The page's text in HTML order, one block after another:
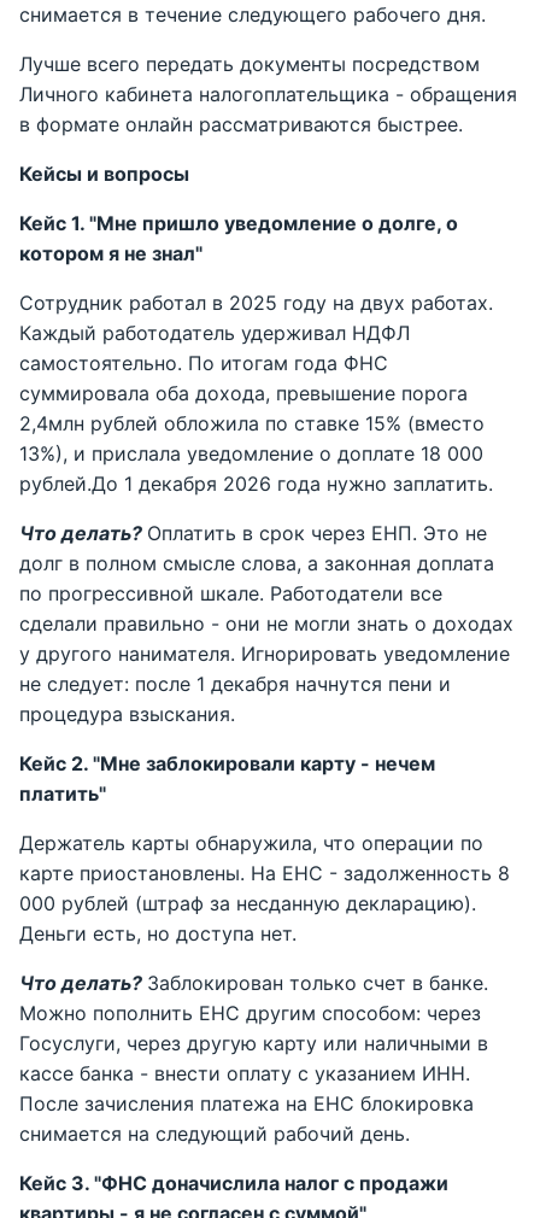
снимается в течение следующего рабочего дня.
Лучше всего передать документы посредством
Личного кабинета налогоплательщика - обращения
в формате онлайн рассматриваются быстрее.
Кейсы и вопросы
Кейс 1. "Мне пришло уведомление о долге, о
котором я не знал"
Сотрудник работал в 2025 году на двух работах.
Каждый работодатель удерживал НДФЛ
самостоятельно. По итогам года ФНС
суммировала оба дохода, превышение порога
2,4млн рублей обложила по ставке 15% (вместо
13%), и прислала уведомление о доплате 18 000
рублей.До 1 декабря 2026 года нужно заплатить.
Что делать? Оплатить в срок через ЕНП. Это не
долг в полном смысле слова, а законная доплата
по прогрессивной шкале. Работодатели все
сделали правильно - они не могли знать о доходах
у другого нанимателя. Игнорировать уведомление
не следует: после 1 декабря начнутся пени и
процедура взыскания.
Кейс 2. "Мне заблокировали карту - нечем
платить"
Держатель карты обнаружила, что операции по
карте приостановлены. На ЕНС - задолженность 8
000 рублей (штраф за несданную декларацию).
Деньги есть, но доступа нет.
Что делать? Заблокирован только счет в банке.
Можно пополнить ЕНС другим способом: через
Госуслуги, через другую карту или наличными в
кассе банка - внести оплату с указанием ИНН.
После зачисления платежа на ЕНС блокировка
снимается на следующий рабочий день.
Кейс 3. "ФНС доначислила налог с продажи
квартиры - я не согласен с суммой"